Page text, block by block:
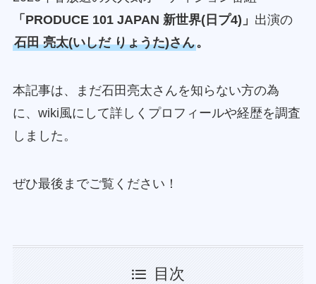
「PRODUCE 101 JAPAN 新世界(日プ4)」 出演の
石田 亮太(いしだ りょうた)さん。
本記事は、まだ石田亮太さんを知らない方の為
に、wiki風にして詳しくプロフィールや経歴を調査
しました。
ぜひ最後までご覧ください！
目次